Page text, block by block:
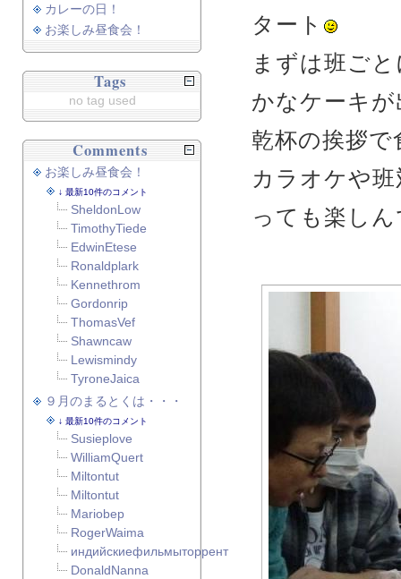
タート
まずは班ご
かなケーキ
乾杯の挨拶
カラオケや
っても楽し
カレーの日！
お楽しみ昼食会！
Tags
no tag used
Comments
お楽しみ昼食会！
最新10件のコメント
SheldonLow
TimothyTiede
EdwinEtese
Ronaldplark
Kennethrom
Gordonrip
ThomasVef
Shawncaw
Lewismindy
TyroneJaica
９月のまるとくは・・・
最新10件のコメント
Susieplove
WilliamQuert
Miltontut
Miltontut
Mariobep
RogerWaima
индийскиефильмыторрент
DonaldNanna